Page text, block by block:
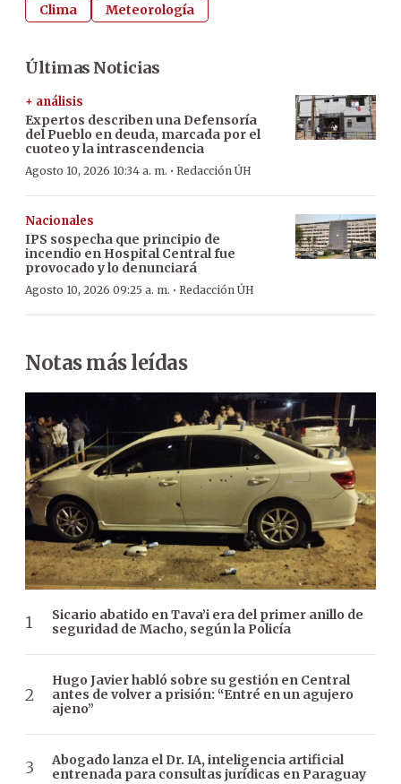
Clima Meteorología
Últimas Noticias
+ análisis
Expertos describen una Defensoría
del Pueblo en deuda, marcada por el
cuoteo y la intrascendencia
Agosto 10, 2026 10:34 a. m. · Redacción ÚH
Nacionales
IPS sospecha que principio de
incendio en Hospital Central fue
provocado y lo denunciará
Agosto 10, 2026 09:25 a. m. · Redacción ÚH
Notas más leídas
Sicario abatido en Tava’i era del primer anillo de
seguridad de Macho, según la Policía
Hugo Javier habló sobre su gestión en Central
antes de volver a prisión: “Entré en un agujero
ajeno”
Abogado lanza el Dr. IA, inteligencia artificial
entrenada para consultas jurídicas en Paraguay